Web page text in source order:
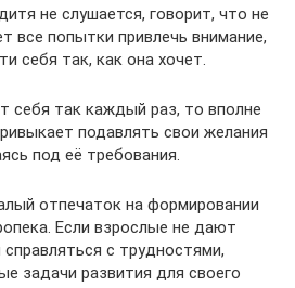
не слушается, говорит, что не
все попытки привлечь внимание,
себя так, как она хочет.
себя так каждый раз, то вполне
подавлять свои желания
под её требования.
отпечаток на формировании
Если взрослые не дают
с трудностями,
задачи развития для своего